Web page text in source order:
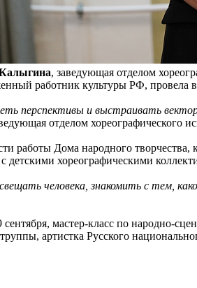
, заведующая отделом
работник культуры РФ, провела
перспективы и выстраивать
отделом хореографического
работы Дома народного творчества,
детскими хореографическими
человека, знакомить с тем,
мастер-класс по народно-
артистка Русского